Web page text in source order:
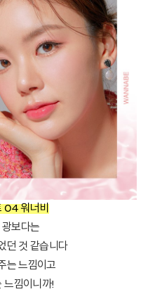
04 워너비
보다는
던 것 같습니다
는 느낌이고
느낌이니까!